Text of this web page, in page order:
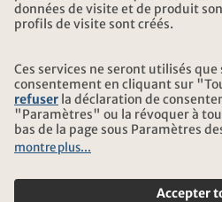
AU SUJET DE KONTIKI
CERTIFICATION
NOS PARTENAIRES
Informations légales et